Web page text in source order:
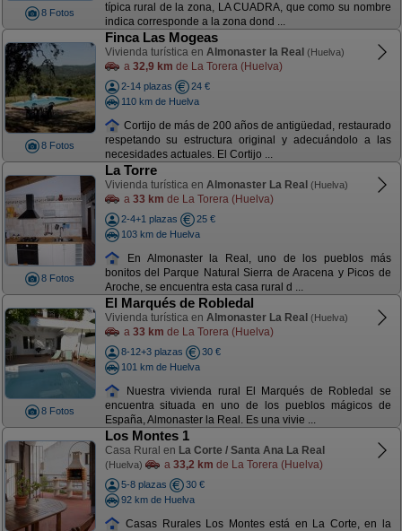
8 Fotos
típica rural de la zona, LA CUADRA, que como su nombre
indica corresponde a la zona dond ...
8 Fotos
Finca Las Mogeas
Vivienda turística en Almonaster la Real (Huelva)
a 32,9 km de La Torera (Huelva)
2-14 plazas
24 €
110 km de Huelva
Cortijo de más de 200 años de antigüedad, restaurado
respetando su estructura original y adecuándolo a las
necesidades actuales. El Cortijo ...
8 Fotos
La Torre
Vivienda turística en Almonaster La Real (Huelva)
a 33 km de La Torera (Huelva)
2-4+1 plazas
25 €
103 km de Huelva
En Almonaster la Real, uno de los pueblos más
bonitos del Parque Natural Sierra de Aracena y Picos de
Aroche, se encuentra esta casa rural d ...
8 Fotos
El Marqués de Robledal
Vivienda turística en Almonaster La Real (Huelva)
a 33 km de La Torera (Huelva)
8-12+3 plazas
30 €
101 km de Huelva
Nuestra vivienda rural El Marqués de Robledal se
encuentra situada en uno de los pueblos mágicos de
España, Almonaster la Real. Es una vivie ...
Los Montes 1
Casa Rural en La Corte / Santa Ana La Real
(Huelva) a 33,2 km de La Torera (Huelva)
5-8 plazas
30 €
92 km de Huelva
Casas Rurales Los Montes está en La Corte, en la